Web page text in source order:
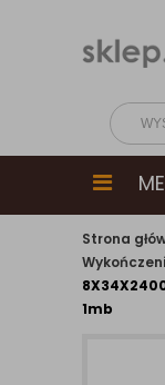
Strona
1mb